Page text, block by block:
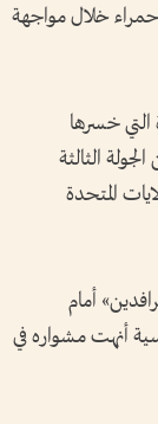
حمراء خلال مواجهة
التي خسرها
الثالثة
في مونديال 2026 بالولايات المتحدة
أمام
أنهت مشواره في